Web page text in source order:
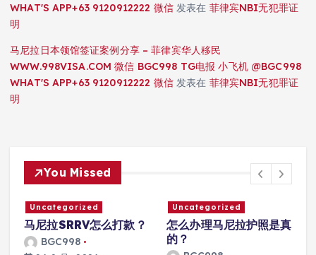
WHAT'S APP+63 9120912222 微信发表在 菲律宾NBI无犯罪证
明
马尼拉日本领馆签证案例分享 – 菲律宾华人移民
WWW.998VISA.COM 微信 BGC998 TG电报 小飞机 @BGC998
WHAT'S APP+63 9120912222 微信发表在 菲律宾NBI无犯罪证
明
You Missed
Uncategorized
马尼拉护照出生办理的是
真的吗？
Uncategorized
马尼拉退休移民怎么取消
身份